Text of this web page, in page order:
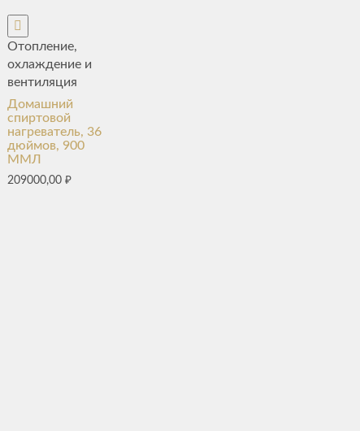
Отопление,
охлаждение и
вентиляция
Домашний
спиртовой
нагреватель, 36
дюймов, 900
ММЛ
209000,00 ₽